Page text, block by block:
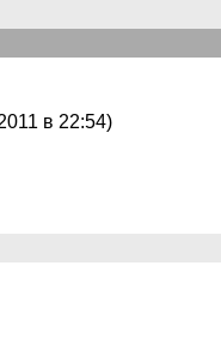
в 22:54)